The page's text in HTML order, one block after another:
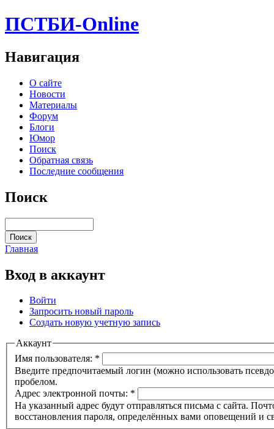
ПСТБИ-Online
Навигация
О сайте
Новости
Материалы
Форум
Блоги
Юмор
Поиск
Обратная связь
Последние сообщения
Поиск
Главная
Вход в аккаунт
Войти
Запросить новый пароль
Создать новую учетную запись
Аккаунт
Имя пользователя: *
Введите предпочитаемый логин (можно использовать
пробелом.
Адрес электронной почты: *
На указанный адрес будут отправляться письма с сайта.
восстановления пароля, определённых вами оповещений и